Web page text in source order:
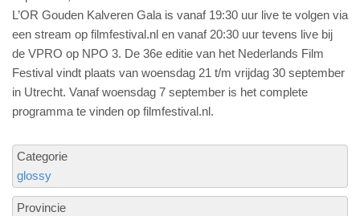
L’OR Gouden Kalveren Gala is vanaf 19:30 uur live te volgen via
een stream op filmfestival.nl en vanaf 20:30 uur tevens live bij
de VPRO op NPO 3. De 36e editie van het Nederlands Film
Festival vindt plaats van woensdag 21 t/m vrijdag 30 september
in Utrecht. Vanaf woensdag 7 september is het complete
programma te vinden op filmfestival.nl.
Categorie
glossy
Provincie